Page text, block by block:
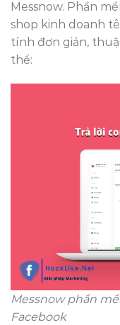
Messnow. Phần
shop kinh doanh
tính đơn giản,
thể:
Messnow phần
Facebook